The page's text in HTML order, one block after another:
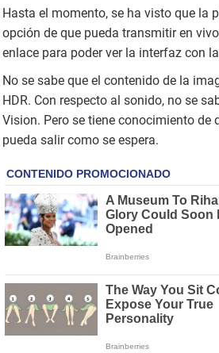
Hasta el momento, se ha visto que la
opción de que pueda transmitir en
enlace para poder ver la interfaz con
No se sabe que el contenido de la
HDR. Con respecto al sonido, no se
Vision. Pero se tiene conocimiento
pueda salir como se espera.